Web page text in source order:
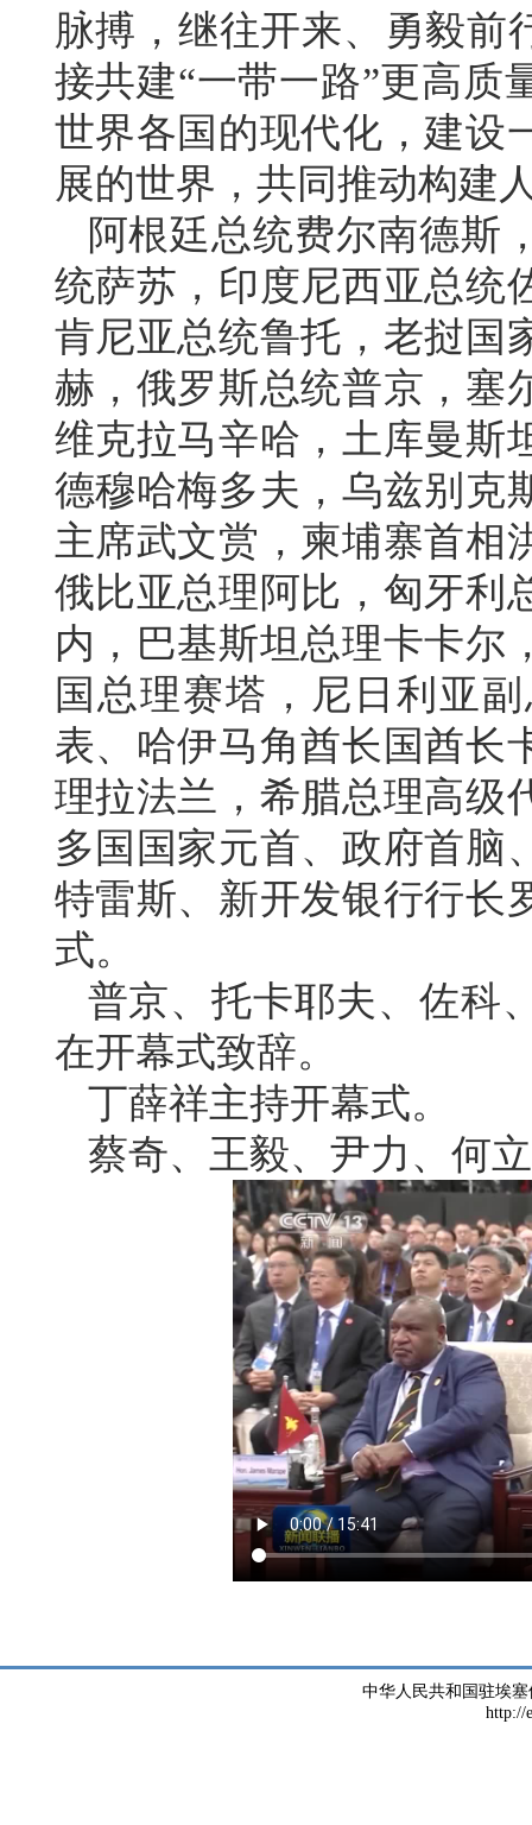
脉搏，继往开来、勇毅前
接共建“一带一路”更高质
世界各国的现代化，建设
展的世界，共同推动构建
阿根廷总统费尔南德斯
统萨苏，印度尼西亚总统
肯尼亚总统鲁托，老挝国
赫，俄罗斯总统普京，塞
维克拉马辛哈，土库曼斯
德穆哈梅多夫，乌兹别克
主席武文赏，柬埔寨首相
俄比亚总理阿比，匈牙利
内，巴基斯坦总理卡卡尔
国总理赛塔，尼日利亚
表、哈伊马角酋长国酋长
理拉法兰，希腊总理高级
多国国家元首、政府首脑
特雷斯、新开发银行行长
式。
普京、托卡耶夫、佐科
在开幕式致辞。
丁薛祥主持开幕式。
蔡奇、王毅、尹力、何
中华人民共和国驻埃
http://